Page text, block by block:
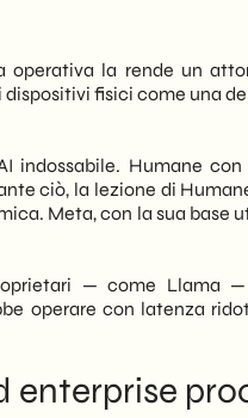
la rende un
dispositivi fisici come una
indossabile. Humane
ciò, la lezione di
Meta, con la sua base
— come Llama
operare con latenza